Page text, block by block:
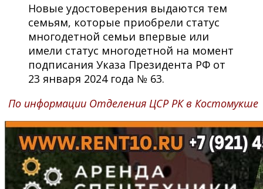
Новые удостоверения выдаются тем
семьям, которые приобрели статус
многодетной семьи впервые или
имели статус многодетной на момент
подписания Указа Президента РФ от
23 января 2024 года № 63.
По информации Отделения ЦСР РК в Костомукше